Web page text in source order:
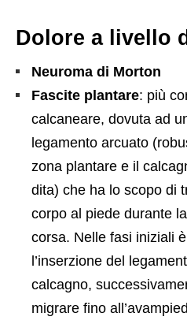
Dolore a livello
Neuroma di Morton
Fascite plantare: più
calcaneare, dovuta ad
legamento arcuato
zona plantare e il
dita) che ha lo scopo di
corpo al piede durante
corsa. Nelle fasi iniziali
l’inserzione del
calcagno,
migrare fino